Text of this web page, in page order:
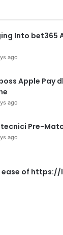
Into bet365
ago
Apple Pay
ago
Pre-
ago
ease of